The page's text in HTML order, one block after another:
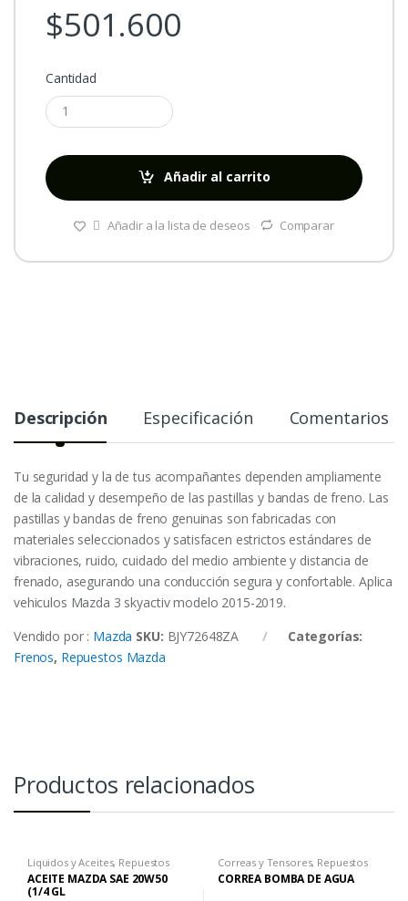
$501.600
Cantidad
Añadir al carrito
Añadir a la lista de deseos Comparar
Descripción Especificación Comentarios
Tu seguridad y la de tus acompañantes dependen ampliamente
de la calidad y desempeño de las pastillas y bandas de freno. Las
pastillas y bandas de freno genuinas son fabricadas con
materiales seleccionados y satisfacen estrictos estándares de
vibraciones, ruido, cuidado del medio ambiente y distancia de
frenado, asegurando una conducción segura y confortable. Aplica
vehiculos Mazda 3 skyactiv modelo 2015-2019.
Vendido por : Mazda SKU: BJY72648ZA
Categorías:
Frenos, Repuestos Mazda
Productos relacionados
Liquidos y Aceites, Repuestos
Mazda
ACEITE MAZDA SAE 20W50
(1/4 GL
Correas y Tensores, Repuestos
Mazda
CORREA BOMBA DE AGUA